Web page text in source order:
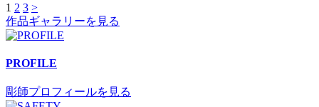
投
稿
の
ー
1 2 3 >
作品ギャラリーを見る
PROFILE
彫師プロフィールを見る